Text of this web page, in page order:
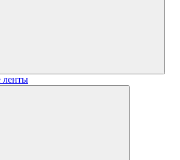
ленты